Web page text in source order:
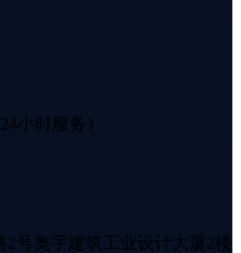
小时服务）
号奥宇建筑工业设计大厦2楼